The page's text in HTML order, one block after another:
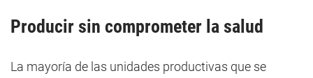
Producir sin comprometer la salud
La mayoría de las unidades productivas que se